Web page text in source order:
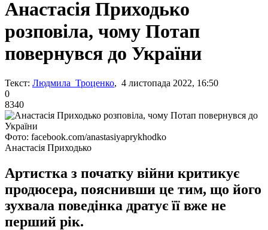
Анастасія Приходько
розповіла, чому Потап
повернувся до України
Текст: Людмила Троценко, 4 листопада 2022, 16:50
0
8340
Фото: facebook.com/anastasiyaprykhodko
Анастасія Приходько
Артистка з початку війни критикує
продюсера, пояснивши це тим, що його
зухвала поведінка дратує її вже не
перший рік.